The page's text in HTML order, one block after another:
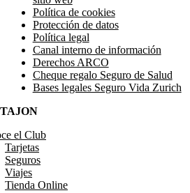
Política de cookies
Protección de datos
Política legal
Canal interno de información
Derechos ARCO
Cheque regalo Seguro de Salud
Bases legales Seguro Vida Zurich
el Club
Tarjetas
Seguros
Viajes
Tienda Online